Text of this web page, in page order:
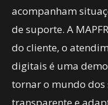
acompanham
de suporte. A
do cliente, o
digitais é uma
tornar o mundo dos